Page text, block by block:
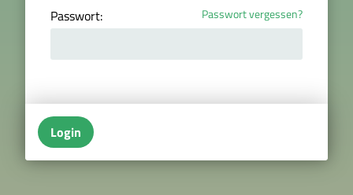
Passwort: Passwort vergessen?
Login